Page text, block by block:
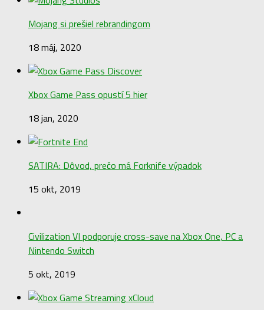
Mojang si prešiel rebrandingom
18 máj, 2020
Xbox Game Pass opustí 5 hier
18 jan, 2020
SATIRA: Dôvod, prečo má Forknife výpadok
15 okt, 2019
Civilization VI podporuje cross-save na Xbox One, PC a
Nintendo Switch
5 okt, 2019